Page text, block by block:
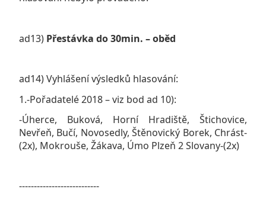
ad13) Přestávka do 30min. – oběd
ad14) Vyhlášení výsledků hlasování:
1.-Pořadatelé 2018 – viz bod ad 10):
-Úherce, Buková, Horní Hradiště, Štichovice,
Nevřeň, Bučí, Novosedly, Štěnovický Borek, Chrást-
(2x), Mokrouše, Žákava, Úmo Plzeň 2 Slovany-(2x)
---------------------------